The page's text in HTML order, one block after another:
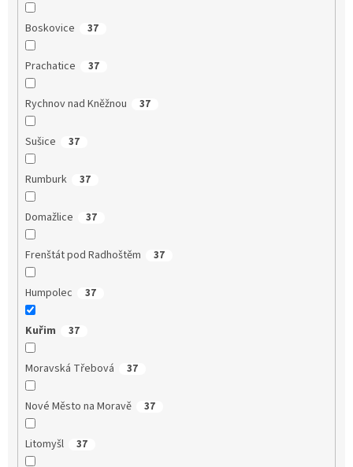
Boskovice 37
Prachatice 37
Rychnov nad Kněžnou 37
Sušice 37
Rumburk 37
Domažlice 37
Frenštát pod Radhoštěm 37
Humpolec 37
Kuřim 37
Moravská Třebová 37
Nové Město na Moravě 37
Litomyšl 37